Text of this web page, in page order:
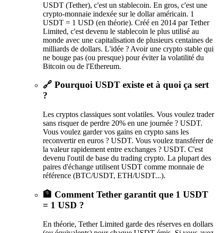
USDT (Tether), c'est un stablecoin. En gros, c'est une
crypto-monnaie indexée sur le dollar américain. 1
USDT = 1 USD (en théorie). Créé en 2014 par Tether
Limited, c'est devenu le stablecoin le plus utilisé au
monde avec une capitalisation de plusieurs centaines de
milliards de dollars. L'idée ? Avoir une crypto stable qui
ne bouge pas (ou presque) pour éviter la volatilité du
Bitcoin ou de l'Ethereum.
🔗 Pourquoi USDT existe et à quoi ça sert
?
Les cryptos classiques sont volatiles. Vous voulez trader
sans risquer de perdre 20% en une journée ? USDT.
Vous voulez garder vos gains en crypto sans les
reconvertir en euros ? USDT. Vous voulez transférer de
la valeur rapidement entre exchanges ? USDT. C'est
devenu l'outil de base du trading crypto. La plupart des
paires d'échange utilisent USDT comme monnaie de
référence (BTC/USDT, ETH/USDT...).
🏦 Comment Tether garantit que 1 USDT
= 1 USD ?
En théorie, Tether Limited garde des réserves en dollars